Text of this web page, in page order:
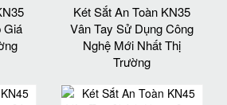
Giá
Két Sắt An Toàn KN35
Vân Tay Sử Dụng Công
Nghệ Mới Nhất Thị
Trường